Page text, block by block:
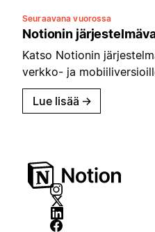
Seuraavana vuorossa
Notionin
Katso Notionin
verkko- ja
Lue lisää →